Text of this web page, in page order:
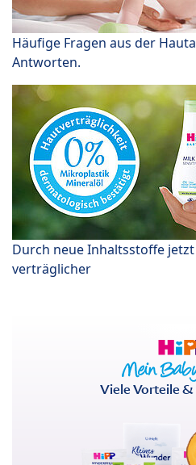
Häufige Fragen aus der
Antworten.
Durch neue Inhaltsstoffe
verträglicher
Viele Vorteile &